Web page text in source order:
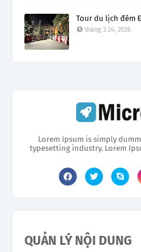
Tour du lịch đêm
tháng 3 24, 2026
Lorem Ipsum is simply
typesetting industry. Lorem
QUẢN LÝ NỘI DUNG